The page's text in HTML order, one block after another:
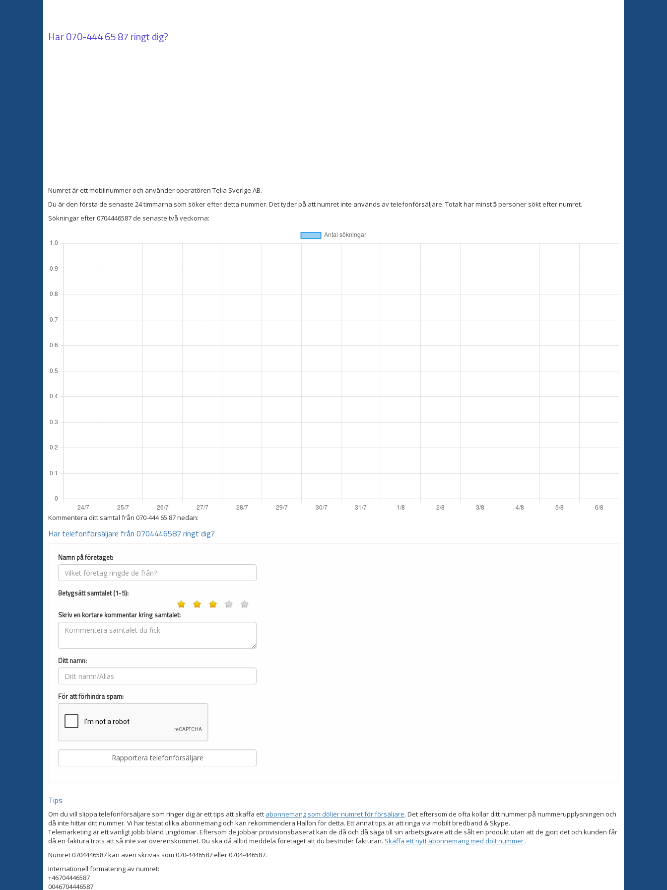
Har070-444 65 87ringt dig?
Numret är ett mobilnummer och använder operatören Telia Sverige AB.
Du är den första de senaste 24 timmarna som söker efter detta nummer. Det tyder på att numret inte används av telefonförsäljare. Totalt har minst5personer sökt efter numret.
Sökningar efter 0704446587 de senaste två veckorna:
Kommentera ditt samtal från 070-444 65 87nedan:
Har telefonförsäljare från 0704446587 ringt dig?
Namn på företaget:
Betygsätt samtalet (1-5):
Skriv en kortare kommentar kring samtalet:
Ditt namn:
För att förhindra spam:
Tips
Om du vill slippa telefonförsäljare som ringer dig är ett tips att skaffa ett abonnemang som döljer numret för försäljare. Det eftersom de ofta kollar ditt nummer på nummerupplysningen och
då inte hittar ditt nummer. Vi har testat olika abonnemang och kan rekommendera Hallon för detta. Ett annat tips är att ringa via mobilt bredband & Skype.
Telemarketing är ett vanligt jobb bland ungdomar. Eftersom de jobbar provisionsbaserat kan de då och då säga till sin arbetsgivare att de sålt en produkt utan att de gjort det och kunden får
då en faktura trots att så inte var överenskommet. Du ska då alltid meddela företaget att du bestrider fakturan. Skaffa ett nytt abonnemang med dolt nummer .
Numret 0704446587 kan även skrivas som 070-4446587 eller 0704-446587.
Internationell formatering av numret:
+46704446587
0046704446587